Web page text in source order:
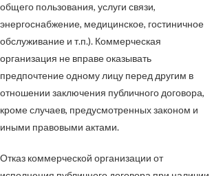
общего пользования, услуги связи,
энергоснабжение, медицинское, гостиничное
обслуживание и т.п.). Коммерческая
организация не вправе оказывать
предпочтение одному лицу перед другим в
отношении заключения публичного договора,
кроме случаев, предусмотренных законом и
иными правовыми актами.
Отказ коммерческой организации от